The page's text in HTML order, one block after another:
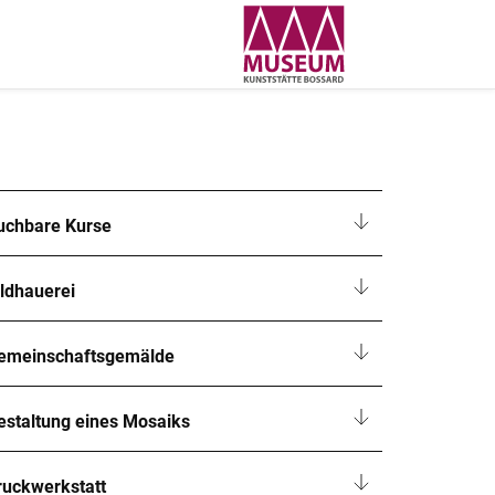
Kurse
eines Mosaiks